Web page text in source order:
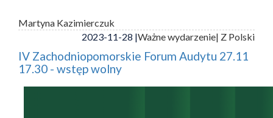
Martyna Kazimierczuk
2023-11-28 |Ważne wydarzenie| Z Polski
IV Zachodniopomorskie Forum Audytu 27.11
17.30 - wstęp wolny